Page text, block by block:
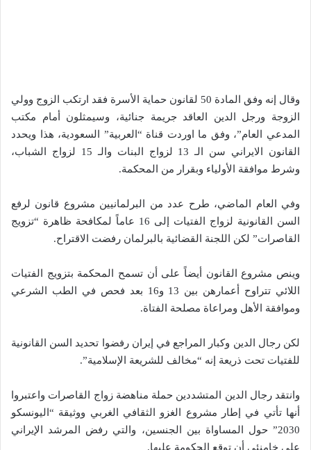
وقال إنه وفق المادة 50 لقانون حماية الأسرة فقد ارتكب الزوج وولي
الزوجة ورجل الدين العاقد جريمة جنائية، وسيمثلون أمام مكتب
المدعي العام”، وفق ما اوردت قناة “العربية” السعودية، هذا ويحدد
القانون الايراني سن الـ 13 لزواج البنات والـ 15 لزواج الشباب،
وشرط موافقة الأولياء وبقرار من المحكمة.
وفي العام الماضي، طرح عدد من البرلمانيين مشروع قانون لرفع
السن القانونية لزواج الفتيات إلى 16 عاماً لمكافحة ظاهرة “تزويج
القاصرات” لكن اللجنة القضائية بالبرلمان رفضت الاقتراح.
وينص مشروع القانون أيضاً على أن تسمح المحكمة بتزويج الفتيات
اللائي تتراوح أعمارهن بين 13 و16 بعد فحص في الطب الشرعي
وموافقة الأهل ومراعاة مصلحة الفتاة.
لكن رجال الدين وكبار المراجع في إيران رفضوا تحديد السن القانونية
للفتيات تحت ذريعة إنه “مخالف للشريعة الإسلامية”.
وانتقد رجال الدين المتشددين حملة مناهضة زواج القاصرات واعتبروا
أنها تأتي في إطار مشروع الغزو الثقافي الغربي ووثيقة “اليونسكو
2030” حول المساواة بين الجنسين، والتي رفض المرشد الإيراني
علي خامنئي أن توقع الحكومة عليها.